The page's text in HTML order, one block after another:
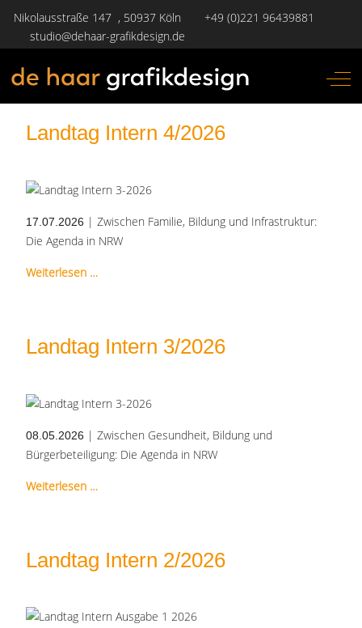
Nikolausstraße 147 , 50937 Köln
+49 (0)221 96439881
studio@dehaar-grafikdesign.de
Off-
Landtag Intern 4/2026
17.07.2026 | Zwischen Familie, Bildung und Infrastruktur:
Die Agenda in NRW
Weiterlesen …
Landtag Intern 3/2026
08.05.2026 | Zwischen Gesundheit, Bildung und
Bürgerbeteiligung: Die Agenda in NRW
Weiterlesen …
Landtag Intern 2/2026